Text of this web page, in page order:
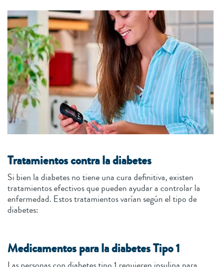
Tratamientos contra la diabetes
Si bien la diabetes no tiene una cura definitiva, existen
tratamientos efectivos que pueden ayudar a controlar la
enfermedad. Estos tratamientos varían según el tipo de
diabetes:
Medicamentos para la diabetes Tipo 1